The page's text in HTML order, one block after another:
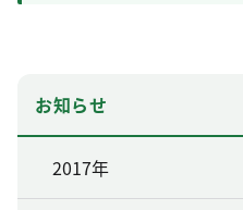
お知らせ
2017年